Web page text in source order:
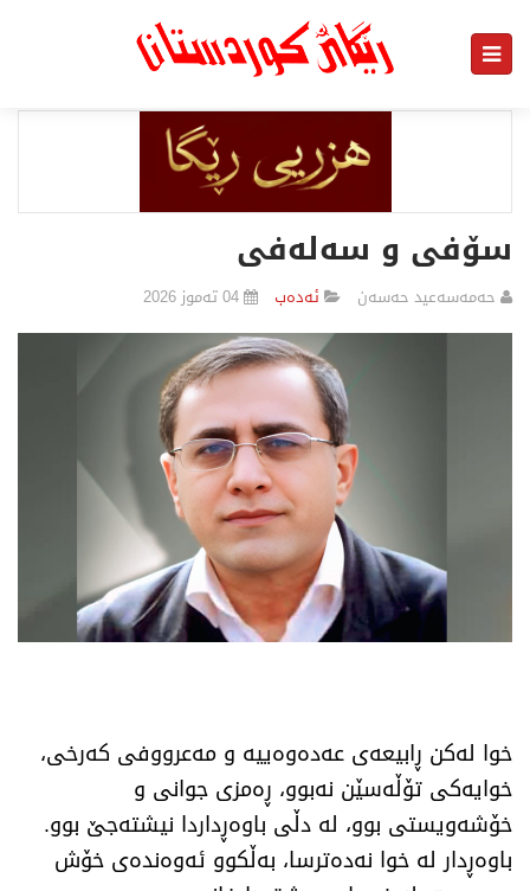
سۆفی و سەلەفی
حەمەسەعید حەسەن ئەدەب 04 تەموز 2026
خوا لەکن ڕابیعەی عەدەوەییە و مەعرووفی کەرخی،
خوایەکی تۆڵەسێن نەبوو، ڕەمزی جوانی و
خۆشەویستی بوو، لە دڵی باوەڕداردا نیشتەجێ بوو.
باوەڕدار لە خوا نەدەترسا، بەڵکوو ئەوەندەی خۆش